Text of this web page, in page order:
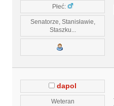
Płeć:
Senatorze, Stanisławie,
Staszku...
dapol
Weteran